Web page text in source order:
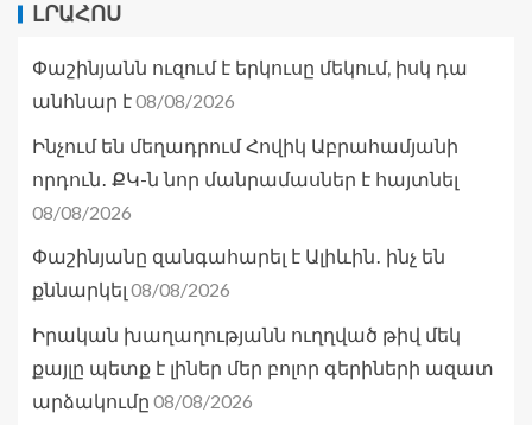
ԼՐԱՀՈՍ
Փաշինյանն ուզում է երկուսը մեկում, իսկ դա
անհնար է08/08/2026
Ինչում են մեղադրում Հովիկ Աբրահամյանի
որդուն․ ՔԿ-ն նոր մանրամասներ է հայտնել
08/08/2026
Փաշինյանը զանգահարել է Ալիևին․ ինչ են
քննարկել 08/08/2026
Իրական խաղաղությանն ուղղված թիվ մեկ
քայլը պետք է լիներ մեր բոլոր գերիների ազատ
արձակումը 08/08/2026